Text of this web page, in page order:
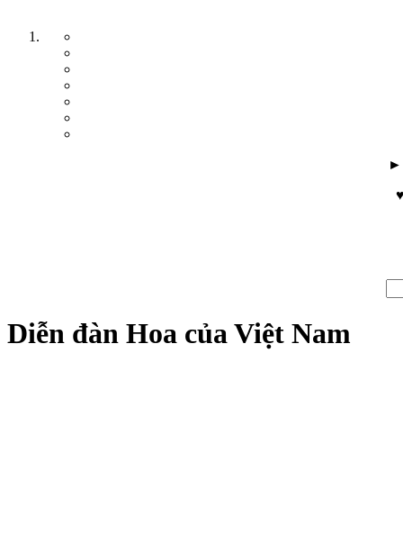
►
Diễn đàn Hoa của Việt Nam